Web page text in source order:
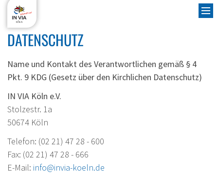
Zum Inhalt springen
DATENSCHUTZ
Name und Kontakt des Verantwortlichen gemäß § 4
Pkt. 9 KDG (Gesetz über den Kirchlichen Datenschutz)
IN VIA Köln e.V.
Stolzestr. 1a
50674 Köln
Telefon: (02 21) 47 28 - 600
Fax: (02 21) 47 28 - 666
E-Mail: info@invia-koeln.de